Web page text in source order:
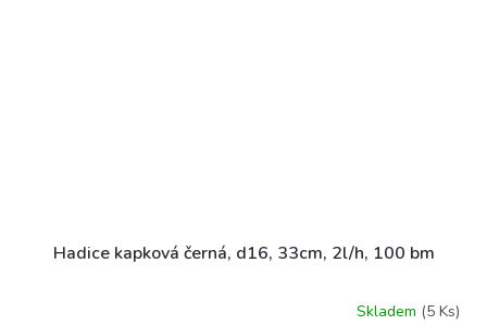
Hadice kapková černá, d16, 33cm, 2l/h, 100 bm
Skladem (5 Ks)